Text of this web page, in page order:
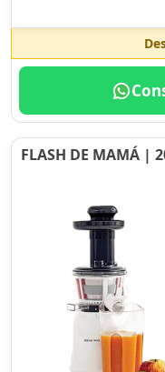
FLASH DE MAMÁ |